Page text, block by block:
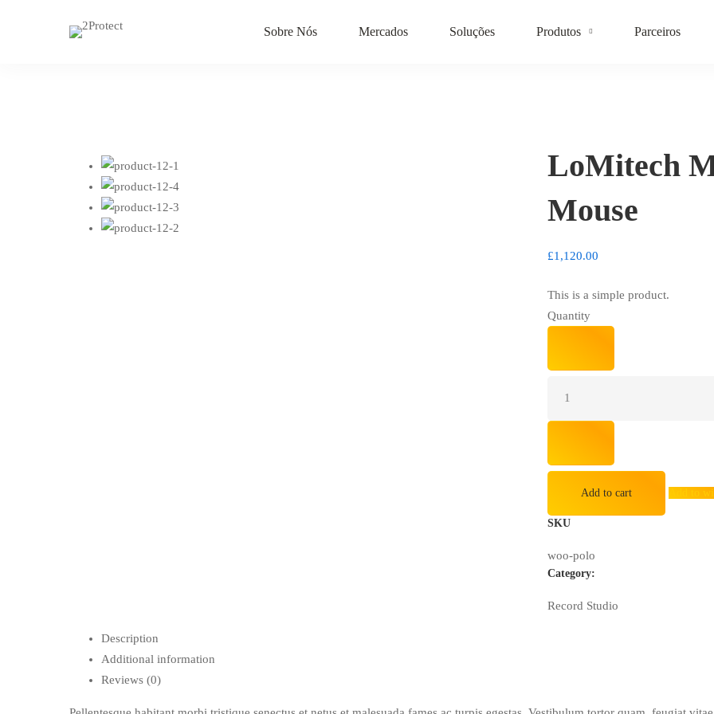
Sobre Nós Mercados Soluções Produtos Parceiros
LoMitech
Mouse
£1,120.00
This is a simple product.
Quantity
Wireless
Mouse
Add to cart Add to
SKU
woo-polo
Category:
Record Studio
Description
Additional information
Reviews (0)